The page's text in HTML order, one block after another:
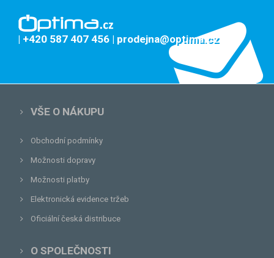
| +420 587 407 456 | prodejna@optima.cz
VŠE O NÁKUPU
Obchodní podmínky
Možnosti dopravy
Možnosti platby
Elektronická evidence tržeb
Oficiální česká distribuce
O SPOLEČNOSTI